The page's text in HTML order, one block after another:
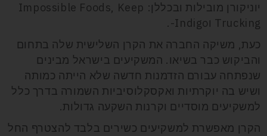
יוניקורן מובילות ובכללן: Impossible Foods, Keep
Trucking וIndigo-.
כעת, משיקה החברה את הקרן השלישית שלה בתחום
והביקוש כבר בשיאו. המשקיעים בישראל מבינים
שנפתחה עבורם הזדמנות חדשה שלא הייתה כמותה
ושיש בה יוקרתיות ואקסקלוסיביות השמורה בדרך כלל
למשקיעים מוסדיים וקרנות השקעה גדולות.
הקרן מאפשרת למשקיעים כשירים בלבד להצטרף החל